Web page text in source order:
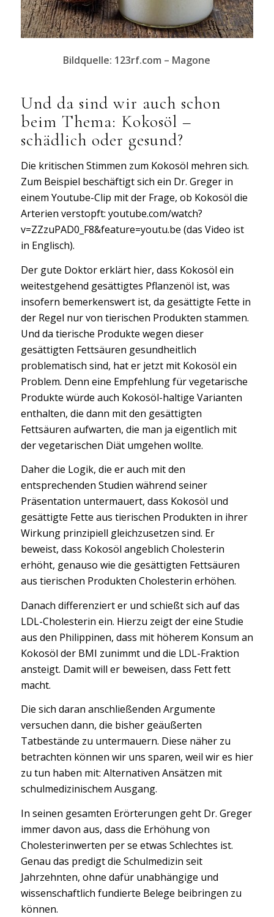
Bildquelle: 123rf.com – Magone
Und da sind wir auch schon
beim Thema: Kokosöl –
schädlich oder gesund?
Die kritischen Stimmen zum Kokosöl mehren sich.
Zum Beispiel beschäftigt sich ein Dr. Greger in
einem Youtube-Clip mit der Frage, ob Kokosöl die
Arterien verstopft: youtube.com/watch?
v=ZZzuPAD0_F8&feature=youtu.be (das Video ist
in Englisch).
Der gute Doktor erklärt hier, dass Kokosöl ein
weitestgehend gesättigtes Pflanzenöl ist, was
insofern bemerkenswert ist, da gesättigte Fette in
der Regel nur von tierischen Produkten stammen.
Und da tierische Produkte wegen dieser
gesättigten Fettsäuren gesundheitlich
problematisch sind, hat er jetzt mit Kokosöl ein
Problem. Denn eine Empfehlung für vegetarische
Produkte würde auch Kokosöl-haltige Varianten
enthalten, die dann mit den gesättigten
Fettsäuren aufwarten, die man ja eigentlich mit
der vegetarischen Diät umgehen wollte.
Daher die Logik, die er auch mit den
entsprechenden Studien während seiner
Präsentation untermauert, dass Kokosöl und
gesättigte Fette aus tierischen Produkten in ihrer
Wirkung prinzipiell gleichzusetzen sind. Er
beweist, dass Kokosöl angeblich Cholesterin
erhöht, genauso wie die gesättigten Fettsäuren
aus tierischen Produkten Cholesterin erhöhen.
Danach differenziert er und schießt sich auf das
LDL-Cholesterin ein. Hierzu zeigt der eine Studie
aus den Philippinen, dass mit höherem Konsum an
Kokosöl der BMI zunimmt und die LDL-Fraktion
ansteigt. Damit will er beweisen, dass Fett fett
macht.
Die sich daran anschließenden Argumente
versuchen dann, die bisher geäußerten
Tatbestände zu untermauern. Diese näher zu
betrachten können wir uns sparen, weil wir es hier
zu tun haben mit: Alternativen Ansätzen mit
schulmedizinischem Ausgang.
In seinen gesamten Erörterungen geht Dr. Greger
immer davon aus, dass die Erhöhung von
Cholesterinwerten per se etwas Schlechtes ist.
Genau das predigt die Schulmedizin seit
Jahrzehnten, ohne dafür unabhängige und
wissenschaftlich fundierte Belege beibringen zu
können.